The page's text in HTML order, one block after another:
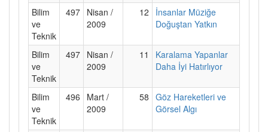
Bilim
ve
Teknik
497 Nisan /
2009
12
İnsanlar Müziğe
Doğuştan Yatkın
Bilim
ve
Teknik
497 Nisan /
2009
11
Karalama Yapanlar
Daha İyi Hatırlıyor
Bilim
ve
Teknik
496
Mart /
2009
58 Göz Hareketleri ve
Görsel Algı